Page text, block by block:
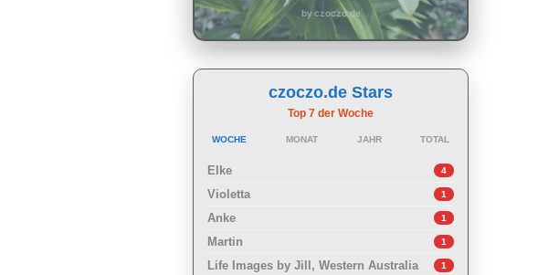
by czoczo.de
czoczo.de Stars
Top 7 der Woche
WOCHE MONAT JAHR TOTAL
Elke 4
Violetta 1
Anke 1
Martin 1
Life Images by Jill, Western Australia 1